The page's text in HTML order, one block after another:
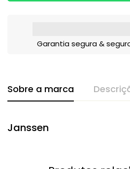
Garantia segura &
Sobre a marca
Janssen